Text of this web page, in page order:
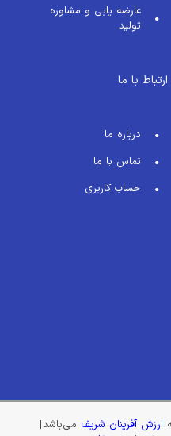
عارضه یابی و مشاوره
تولید
ارتباط با ما
درباره ما
تماس با ما
حساب کاربری
ارزش آفرینان شریف می‌باشد |